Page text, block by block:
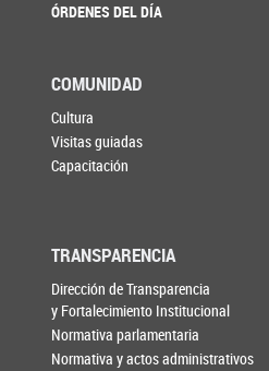
ÓRDENES DEL DÍA
COMUNIDAD
Cultura
Visitas guiadas
Capacitación
TRANSPARENCIA
Dirección de Transparencia
y Fortalecimiento Institucional
Normativa parlamentaria
Normativa y actos administrativos